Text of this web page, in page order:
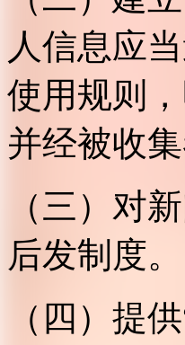
人信息应
使用规则
并经被收集
（三）对
后发制度。
（四）提